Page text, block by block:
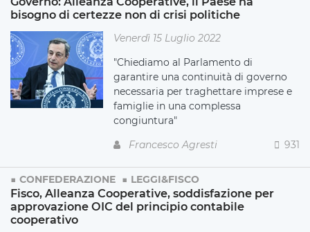
bisogno di certezze non di crisi politiche
Venerdì 15 Luglio 2022
"Chiediamo al Parlamento di
garantire una continuità di governo
necessaria per traghettare imprese e
famiglie in una complessa
congiuntura"
Francesco Agresti
931
CONFEDERAZIONE LEGGI&FISCO
Fisco, Alleanza Cooperative, soddisfazione per
approvazione OIC del principio contabile
cooperativo